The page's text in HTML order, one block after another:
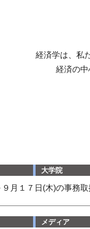
経済学は、私
経済の中
大学院
月１７日(木)の事務
メディア